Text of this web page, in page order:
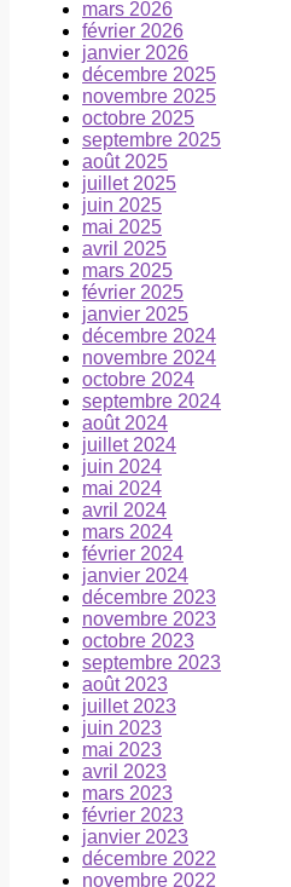
mars 2026
février 2026
janvier 2026
décembre 2025
novembre 2025
octobre 2025
septembre 2025
août 2025
juillet 2025
juin 2025
mai 2025
avril 2025
mars 2025
février 2025
janvier 2025
décembre 2024
novembre 2024
octobre 2024
septembre 2024
août 2024
juillet 2024
juin 2024
mai 2024
avril 2024
mars 2024
février 2024
janvier 2024
décembre 2023
novembre 2023
octobre 2023
septembre 2023
août 2023
juillet 2023
juin 2023
mai 2023
avril 2023
mars 2023
février 2023
janvier 2023
décembre 2022
novembre 2022